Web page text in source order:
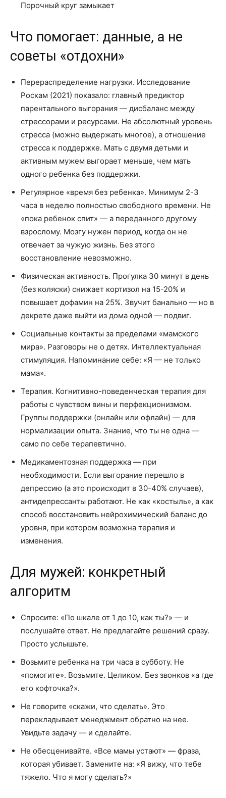
Порочный круг замыкает
Что помогает: данные, а не
советы «отдохни»
Перераспределение нагрузки. Исследование
Роскам (2021) показало: главный предиктор
парентального выгорания — дисбаланс между
стрессорами и ресурсами. Не абсолютный уровень
стресса (можно выдержать многое), а отношение
стресса к поддержке. Мать с двумя детьми и
активным мужем выгорает меньше, чем мать
одного ребенка без поддержки.
Регулярное «время без ребенка». Минимум 2-3
часа в неделю полностью свободного времени. Не
«пока ребенок спит» — а переданного другому
взрослому. Мозгу нужен период, когда он не
отвечает за чужую жизнь. Без этого
восстановление невозможно.
Физическая активность. Прогулка 30 минут в день
(без коляски) снижает кортизол на 15-20% и
повышает дофамин на 25%. Звучит банально — но в
декрете даже выйти из дома одной — подвиг.
Социальные контакты за пределами «мамского
мира». Разговоры не о детях. Интеллектуальная
стимуляция. Напоминание себе: «Я — не только
мама».
Терапия. Когнитивно-поведенческая терапия для
работы с чувством вины и перфекционизмом.
Группы поддержки (онлайн или офлайн) — для
нормализации опыта. Знание, что ты не одна —
само по себе терапевтично.
Медикаментозная поддержка — при
необходимости. Если выгорание перешло в
депрессию (а это происходит в 30-40% случаев),
антидепрессанты работают. Не как «костыль», а как
способ восстановить нейрохимический баланс до
уровня, при котором возможна терапия и
изменения.
Для мужей: конкретный
алгоритм
Спросите: «По шкале от 1 до 10, как ты?» — и
послушайте ответ. Не предлагайте решений сразу.
Просто услышьте.
Возьмите ребенка на три часа в субботу. Не
«помогите». Возьмите. Целиком. Без звонков «а где
его кофточка?».
Не говорите «скажи, что сделать». Это
перекладывает менеджмент обратно на нее.
Увидьте задачу — и сделайте.
Не обесценивайте. «Все мамы устают» — фраза,
которая убивает. Замените на: «Я вижу, что тебе
тяжело. Что я могу сделать?»